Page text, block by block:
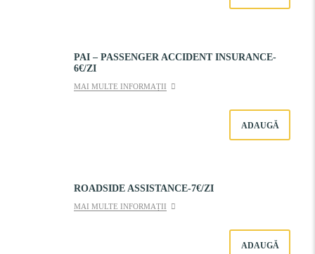
PAI – PASSENGER ACCIDENT INSURANCE-
6€/ZI
MAI MULTE INFORMAȚII
ADAUGĂ
ROADSIDE ASSISTANCE-7€/ZI
MAI MULTE INFORMAȚII
ADAUGĂ